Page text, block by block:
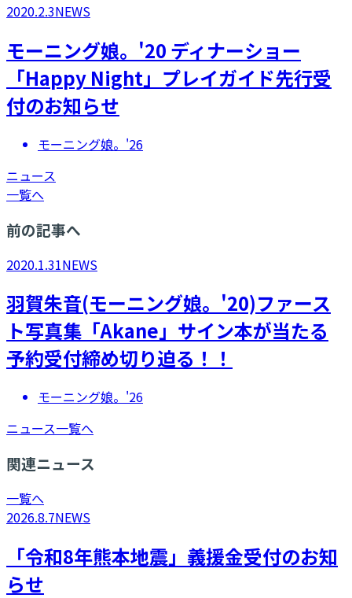
2020.2.3NEWS
モーニング娘。'20 ディナーショー
「Happy Night」プレイガイド先行受
付のお知らせ
モーニング娘。'26
ニュース
一覧へ
前の記事へ
2020.1.31NEWS
羽賀朱音(モーニング娘。'20)ファース
ト写真集「Akane」サイン本が当たる
予約受付締め切り迫る！！
モーニング娘。'26
ニュース一覧へ
関連ニュース
一覧へ
2026.8.7NEWS
「令和8年熊本地震」義援金受付のお知
らせ